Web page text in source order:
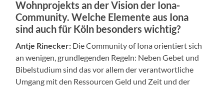
Wohnprojekts an der Vision der Iona-
Community. Welche Elemente aus Iona
sind auch für Köln besonders wichtig?
Antje Rinecker: Die Community of Iona orientiert sich
an wenigen, grundlegenden Regeln: Neben Gebet und
Bibelstudium sind das vor allem der verantwortliche
Umgang mit den Ressourcen Geld und Zeit und der